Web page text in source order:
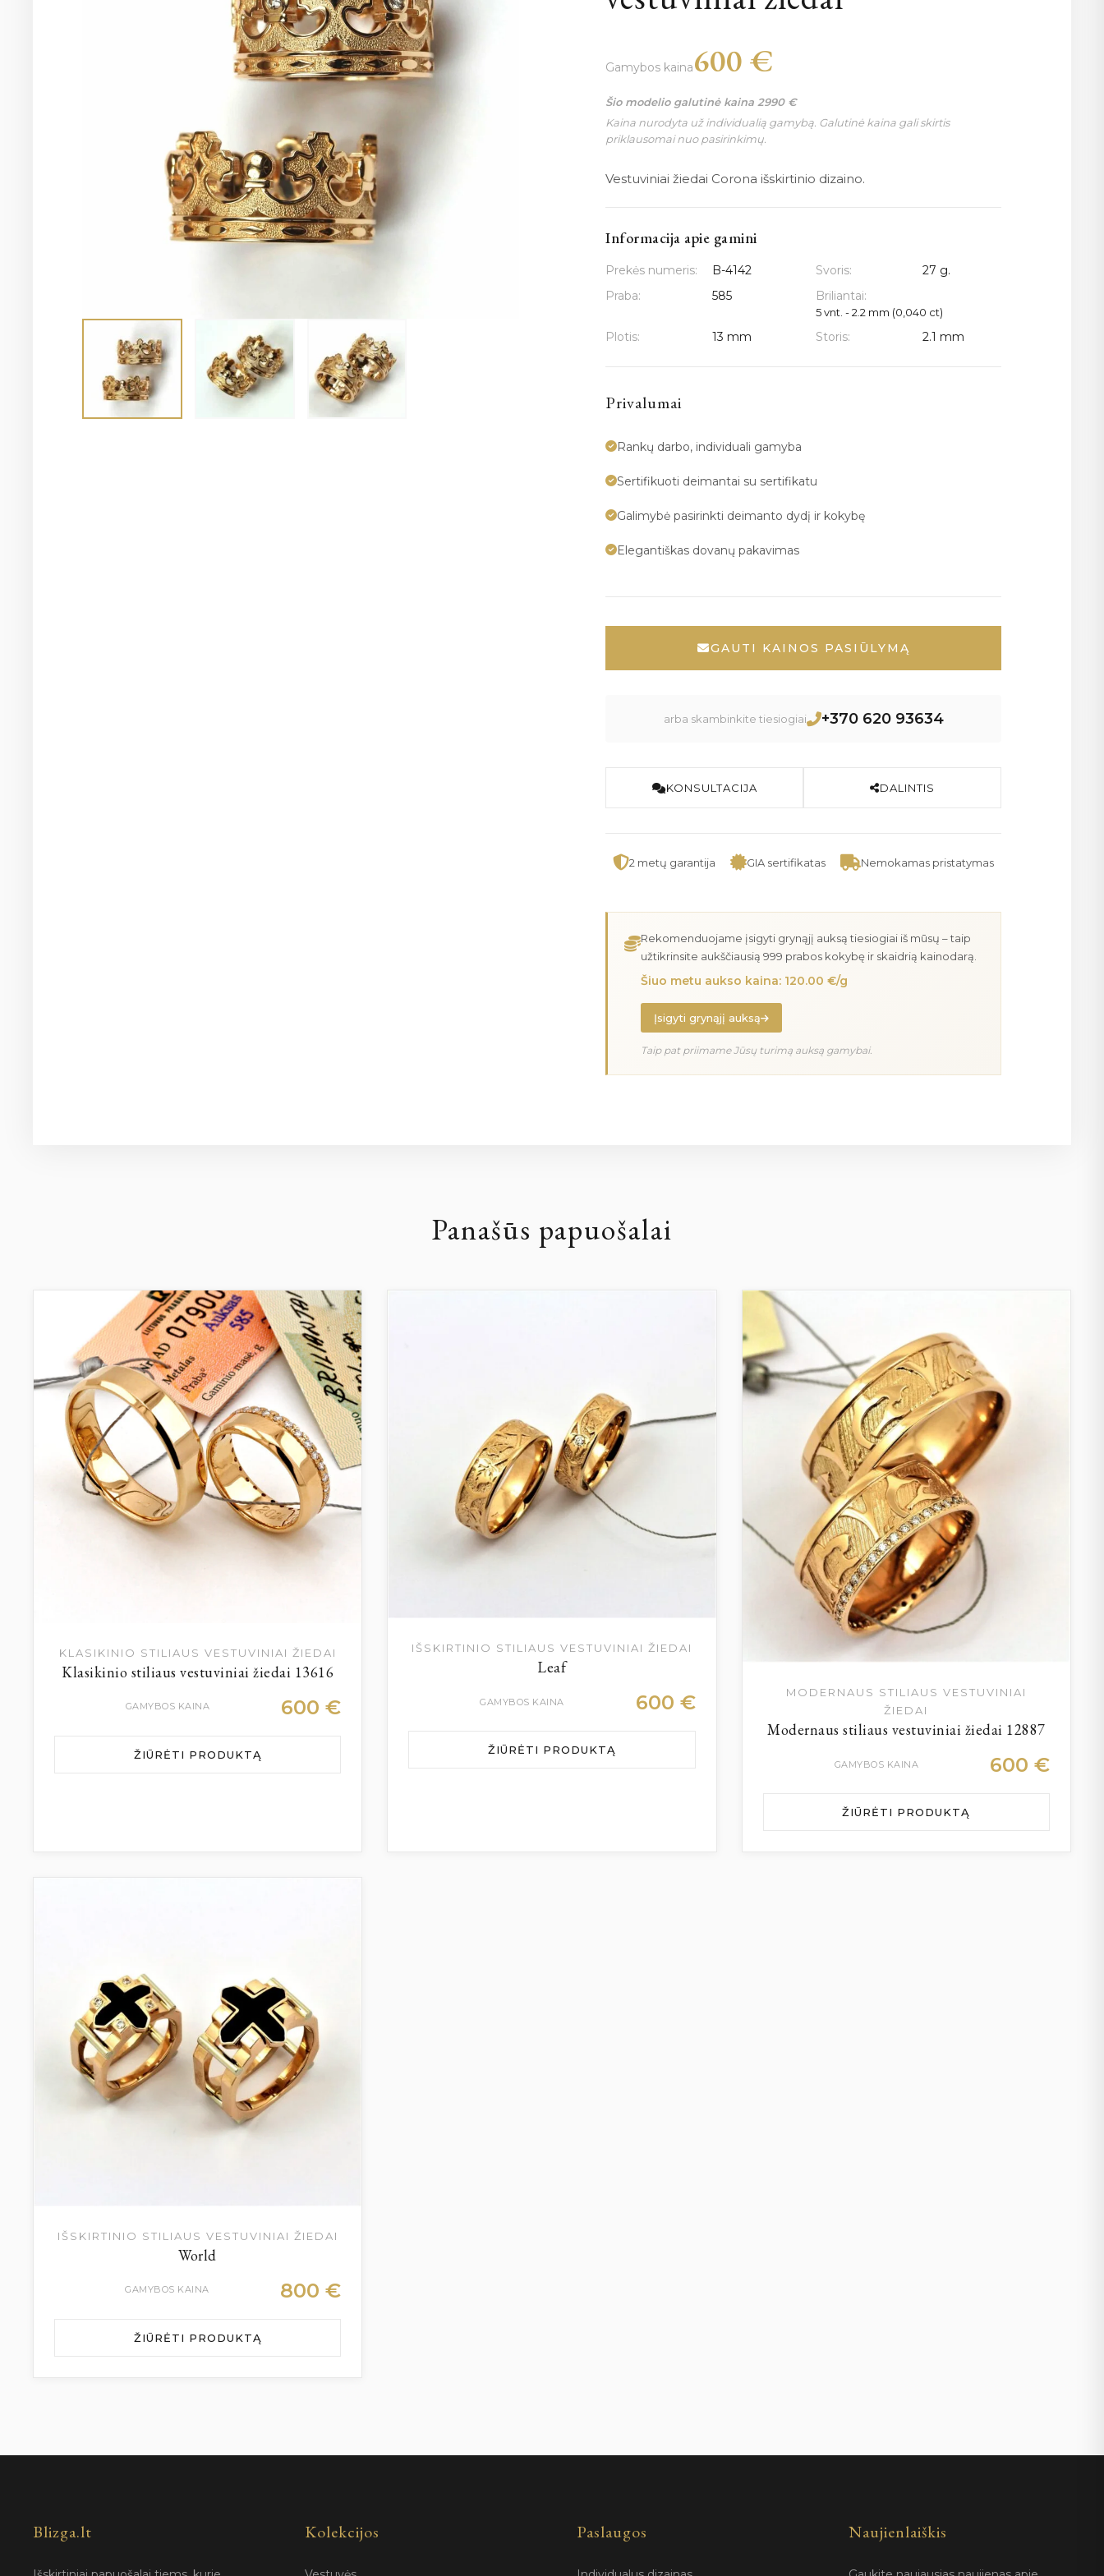
Gamybos kaina600 €
Šio modelio galutinė kaina 2990 €
Kaina nurodyta už individualią gamybą. Galutinė kaina gali skirtis
priklausomai nuo pasirinkimų.
Vestuviniai žiedai Corona išskirtinio dizaino.
Informacija apie gamini
Prekės numeris: B-4142 Svoris:
27 g.
Praba:
585 Briliantai:
5 vnt. - 2.2 mm (0,040 ct)
Plotis: 13 mm Storis: 2.1 mm
Privalumai
Rankų darbo, individuali gamyba
Sertifikuoti deimantai su sertifikatu
Galimybė pasirinkti deimanto dydį ir kokybę
Elegantiškas dovanų pakavimas
GAUTI KAINOS PASIŪLYMĄ
arba skambinkite tiesiogiai +370 620 93634
KONSULTACIJA DALINTIS
2 metų garantija GIA sertifikatas Nemokamas pristatymas
Rekomenduojame įsigyti grynąjį auksą tiesiogiai iš mūsų – taip
užtikrinsite aukščiausią 999 prabos kokybę ir skaidrią kainodarą.
Šiuo metu aukso kaina: 120.00 €/g
Įsigyti grynąjį auksą
Taip pat priimame Jūsų turimą auksą gamybai.
Panašūs papuošalai
KLASIKINIO STILIAUS VESTUVINIAI ŽIEDAI
Klasikinio stiliaus vestuviniai žiedai 13616
GAMYBOS KAINA 600€
ŽIŪRĖTI PRODUKTĄ
IŠSKIRTINIO STILIAUS VESTUVINIAI ŽIEDAI
Leaf
GAMYBOS KAINA 600 €
ŽIŪRĖTI PRODUKTĄ
MODERNAUS STILIAUS VESTUVINIAI
ŽIEDAI
Modernaus stiliaus vestuviniai žiedai 12887
GAMYBOS KAINA 600 €
ŽIŪRĖTI PRODUKTĄ
IŠSKIRTINIO STILIAUS VESTUVINIAI ŽIEDAI
World
GAMYBOS KAINA 800€
ŽIŪRĖTI PRODUKTĄ
Blizga.lt Kolekcijos Paslaugos Naujienlaiškis